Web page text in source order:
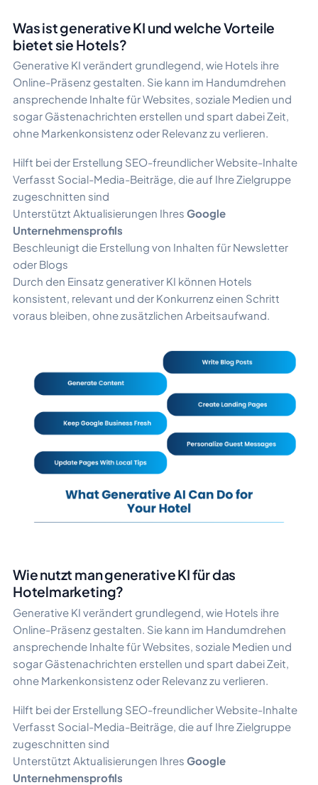
Was ist generative KI und welche Vorteile
bietet sie Hotels?
Generative KI verändert grundlegend, wie Hotels ihre
Online-Präsenz gestalten. Sie kann im Handumdrehen
ansprechende Inhalte für Websites, soziale Medien und
sogar Gästenachrichten erstellen und spart dabei Zeit,
ohne Markenkonsistenz oder Relevanz zu verlieren.
Hilft bei der Erstellung SEO-freundlicher Website-Inhalte
Verfasst Social-Media-Beiträge, die auf Ihre Zielgruppe
zugeschnitten sind
Unterstützt Aktualisierungen Ihres Google
Unternehmensprofils
Beschleunigt die Erstellung von Inhalten für Newsletter
oder Blogs
Durch den Einsatz generativer KI können Hotels
konsistent, relevant und der Konkurrenz einen Schritt
voraus bleiben, ohne zusätzlichen Arbeitsaufwand.
Wie nutzt man generative KI für das
Hotelmarketing?
Generative KI verändert grundlegend, wie Hotels ihre
Online-Präsenz gestalten. Sie kann im Handumdrehen
ansprechende Inhalte für Websites, soziale Medien und
sogar Gästenachrichten erstellen und spart dabei Zeit,
ohne Markenkonsistenz oder Relevanz zu verlieren.
Hilft bei der Erstellung SEO-freundlicher Website-Inhalte
Verfasst Social-Media-Beiträge, die auf Ihre Zielgruppe
zugeschnitten sind
Unterstützt Aktualisierungen Ihres Google
Unternehmensprofils